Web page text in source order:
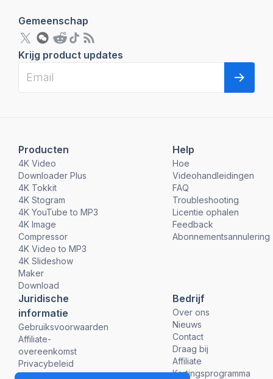
Producten
4K Video
Downloader Plus
4K Tokkit
4K Stogram
4K YouTube to MP3
4K Image
Compressor
4K Video to MP3
4K Slideshow
Maker
Download
Help
Hoe
Videohandleidingen
FAQ
Troubleshooting
Licentie ophalen
Feedback
Abonnementsannulering
Juridische
informatie
Gebruiksvoorwaarden
Affiliate-
overeenkomst
Privacybeleid
Terugbetalingsbeleid
Bedrijf
Over ons
Nieuws
Contact
Draag bij
Affiliate
Kortingsprogramma
Gemeenschap
Krijg product updates